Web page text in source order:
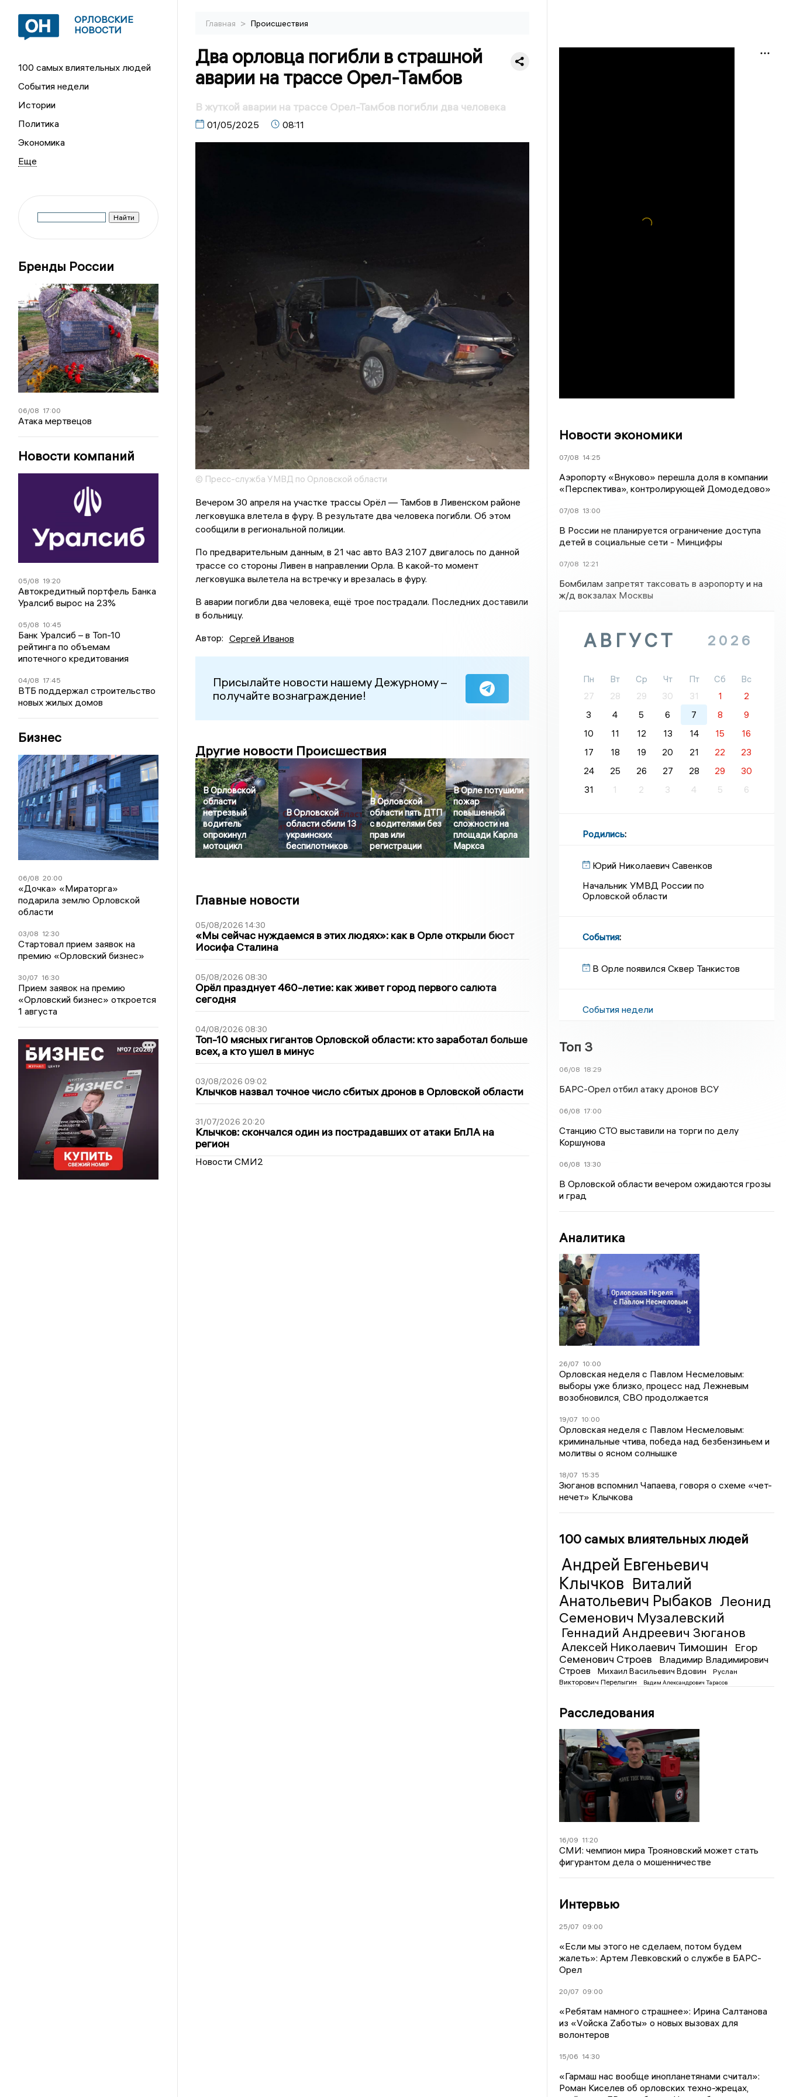
ОРЛОВСКИЕ
НОВОСТИ
100 самых влиятельных людей
События недели
Истории
Политика
Экономика
Бренды России
06/08 17:00
Атака мертвецов
Новости компаний
05/08 19:20
Автокредитный портфель Банка
Уралсиб вырос на 23%
05/08 10:45
Банк Уралсиб – в Топ-10
рейтинга по объемам
ипотечного кредитования
04/08 17:45
ВТБ поддержал строительство
новых жилых домов
Бизнес
06/08 20:00
«Дочка» «Мираторга»
подарила землю Орловской
области
03/08 12:30
Стартовал прием заявок на
премию «Орловский бизнес»
30/07 16:30
Прием заявок на премию
«Орловский бизнес» откроется
1 августа
Главная > Происшествия
Два орловца погибли в страшной
аварии на трассе Орел-Тамбов
В жуткой аварии на трассе Орел-Тамбов погибли два человека
01/05/2025 08:11
© Пресс-служба УМВД по Орловской области
Вечером 30 апреля на участке трассы Орёл — Тамбов в Ливенском районе
легковушка влетела в фуру. В результате два человека погибли. Об этом
сообщили в региональной полиции.
По предварительным данным, в 21 час авто ВАЗ 2107 двигалось по данной
трассе со стороны Ливен в направлении Орла. В какой-то момент
легковушка вылетела на встречку и врезалась в фуру.
В аварии погибли два человека, ещё трое пострадали. Последних доставили
в больницу.
Автор: Сергей Иванов
Присылайте новости нашему Дежурному –
получайте вознаграждение!
Другие новости Происшествия
В Орловской
области
нетрезвый
водитель
опрокинул
мотоцикл
В Орловской
области сбили 13
украинских
беспилотников
В Орловской
области пять ДТП
с водителями без
прав или
регистрации
В Орле потушили
пожар
повышенной
сложности на
площади Карла
Маркса
Главные новости
05/08/2026 14:30
«Мы сейчас нуждаемся в этих людях»: как в Орле открыли бюст
Иосифа Сталина
05/08/2026 08:30
Орёл празднует 460-летие: как живет город первого салюта
сегодня
04/08/2026 08:30
Топ-10 мясных гигантов Орловской области: кто заработал больше
всех, а кто ушел в минус
03/08/2026 09:02
Клычков назвал точное число сбитых дронов в Орловской области
31/07/2026 20:20
Клычков: скончался один из пострадавших от атаки БпЛА на
регион
Новости СМИ2
Новости экономики
07/08 14:25
Аэропорту «Внуково» перешла доля в компании
«Перспектива», контролирующей Домодедово»
07/08 13:00
В России не планируется ограничение доступа
детей в социальные сети - Минцифры
07/08 12:21
Бомбилам запретят таксовать в аэропорту и на
ж/д вокзалах Москвы
АВГУСТ 2026
Пн Вт Ср Чт Пт Сб
Вс
27
28 29 30 31 1
2
3
4 5 6 7 8
9
10
11 12 13 14 15
16
17
18 19 20 21 22
23
24
25 26 27 28 29
30
31
1 2 3 4 5 6
Родились:
Юрий Николаевич Савенков
Начальник УМВД России по
Орловской области
События:
В Орле появился Сквер Танкистов
События недели
Топ 3
06/08 18:29
БАРС-Орел отбил атаку дронов ВСУ
06/08 17:00
Станцию СТО выставили на торги по делу
Коршунова
06/08 13:30
В Орловской области вечером ожидаются грозы
и град
Аналитика
26/07 10:00
Орловская неделя с Павлом Несмеловым:
выборы уже близко, процесс над Лежневым
возобновился, СВО продолжается
19/07 10:00
Орловская неделя с Павлом Несмеловым:
криминальные чтива, победа над безбензиньем и
молитвы о ясном солнышке
18/07 15:35
Зюганов вспомнил Чапаева, говоря о схеме «чет-
нечет» Клычкова
100 самых влиятельных людей
Андрей Евгеньевич
Клычков Виталий
Анатольевич Рыбаков Леонид
Семенович Музалевский
Геннадий Андреевич Зюганов
Алексей Николаевич Тимошин
Егор
Семенович Строев
Владимир Владимирович
Строев
Михаил Васильевич Вдовин
Руслан
Викторович Перелыгин
Вадим Александрович Тарасов
Расследования
16/09 11:20
СМИ: чемпион мира Трояновский может стать
фигурантом дела о мошенничестве
Интервью
25/07 09:00
«Если мы этого не сделаем, потом будем
жалеть»: Артем Левковский о службе в БАРС-
Орел
20/07 09:00
«Ребятам намного страшнее»: Ирина Салтанова
из «Vойска Zаботы» о новых вызовах для
волонтеров
15/06 14:30
«Гармаш нас вообще инопланетянами считал»:
Роман Киселев об орловских техно-жрецах,